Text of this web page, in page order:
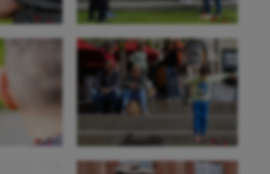
et Paralympiques
paume